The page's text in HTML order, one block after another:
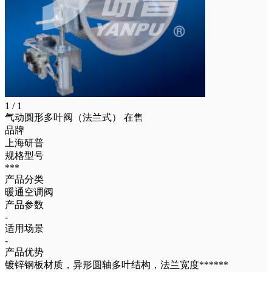
1 / 1
气动圆形多叶阀（法兰式） 在售
品牌
上海研普
规格型号
***
产品分类
暖通空调阀
产品参数
-
适用场景
-
产品优势
镀锌钢板材质，异形圆轴多叶结构，法兰宽度******